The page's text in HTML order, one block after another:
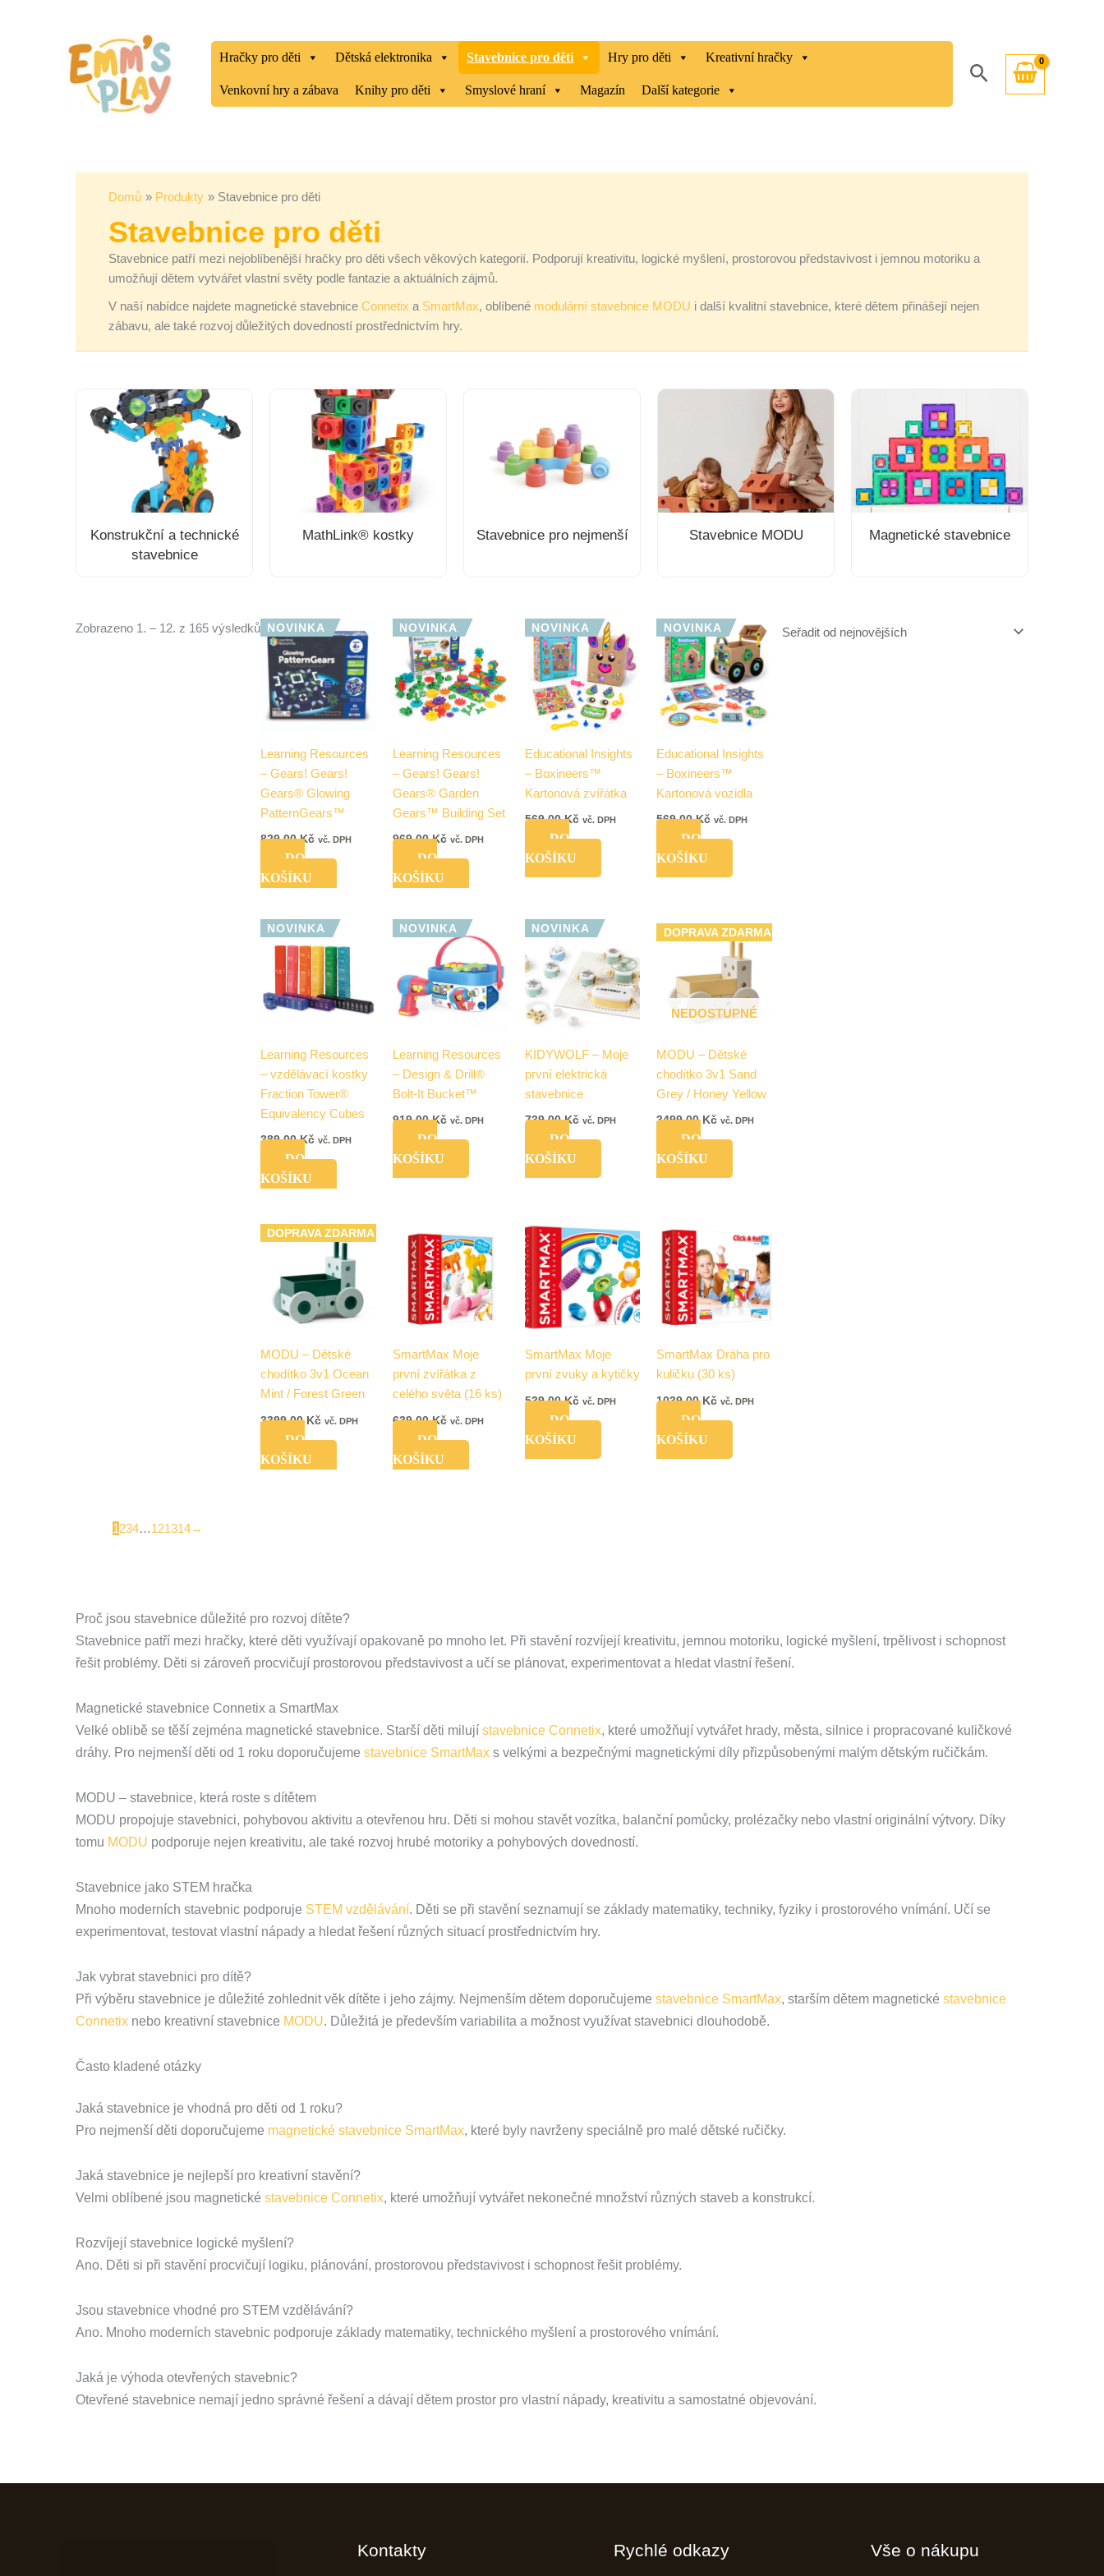
Hračky pro děti Dětská elektronika Stavebnice pro děti Hry pro děti Kreativní hračky
Venkovní hry a zábava Knihy pro děti Smyslové hraní Magazín Další kategorie
Hledat
Domů Produkty Stavebnice pro děti
Stavebnice pro děti
Stavebnice patří mezi nejoblíbenější hračky pro děti všech věkových kategorií. Podporují kreativitu, logické myšlení, prostorovou představivost i jemnou motoriku a
umožňují dětem vytvářet vlastní světy podle fantazie a aktuálních zájmů.
V naší nabídce najdete magnetické stavebnice Connetix a SmartMax, oblíbené modulární stavebnice MODU i další kvalitní stavebnice, které dětem přinášejí nejen
zábavu, ale také rozvoj důležitých dovedností prostřednictvím hry.
Konstrukční a technické
stavebnice
MathLink® kostky Stavebnice pro nejmenší Stavebnice MODU Magnetické stavebnice
Zobrazeno 1. – 12. z 165 výsledků NOVINKA
Learning Resources
– Gears! Gears!
Gears® Glowing
PatternGears™
829,00Kč vč. DPH
DO
KOŠÍKU
NOVINKA
Learning Resources
– Gears! Gears!
Gears® Garden
Gears™ Building Set
969,00Kč vč. DPH
DO
KOŠÍKU
NOVINKA
Educational Insights
– Boxineers™
Kartonová zvířátka
569,00Kč vč. DPH
DO
KOŠÍKU
NOVINKA
Educational Insights
– Boxineers™
Kartonová vozidla
569,00Kč vč. DPH
DO
KOŠÍKU
NOVINKA
Learning Resources
– vzdělávací kostky
Fraction Tower®
Equivalency Cubes
389,00Kč vč. DPH
DO
KOŠÍKU
NOVINKA
Learning Resources
– Design & Drill®
Bolt-It Bucket™
919,00Kč vč. DPH
DO
KOŠÍKU
NOVINKA
KIDYWOLF – Moje
první elektrická
stavebnice
739,00Kč vč. DPH
DO
KOŠÍKU
DOPRAVA ZDARMA
NEDOSTUPNÉ
MODU – Dětské
chodítko 3v1 Sand
Grey / Honey Yellow
3499,00 Kč vč. DPH
DO
KOŠÍKU
DOPRAVA ZDARMA
MODU – Dětské
chodítko 3v1 Ocean
Mint / Forest Green
3399,00 Kč vč. DPH
DO
KOŠÍKU
SmartMax Moje
první zvířátka z
celého světa (16 ks)
639,00Kč vč. DPH
DO
KOŠÍKU
SmartMax Moje
první zvuky a kytičky
539,00Kč vč. DPH
DO
KOŠÍKU
SmartMax Dráha pro
kuličku (30 ks)
1039,00 Kč vč. DPH
DO
KOŠÍKU
1234…121314→
Proč jsou stavebnice důležité pro rozvoj dítěte?
Stavebnice patří mezi hračky, které děti využívají opakovaně po mnoho let. Při stavění rozvíjejí kreativitu, jemnou motoriku, logické myšlení, trpělivost i schopnost
řešit problémy. Děti si zároveň procvičují prostorovou představivost a učí se plánovat, experimentovat a hledat vlastní řešení.
Magnetické stavebnice Connetix a SmartMax
Velké oblibě se těší zejména magnetické stavebnice. Starší děti milují stavebnice Connetix, které umožňují vytvářet hrady, města, silnice i propracované kuličkové
dráhy. Pro nejmenší děti od 1 roku doporučujeme stavebnice SmartMax s velkými a bezpečnými magnetickými díly přizpůsobenými malým dětským ručičkám.
MODU – stavebnice, která roste s dítětem
MODU propojuje stavebnici, pohybovou aktivitu a otevřenou hru. Děti si mohou stavět vozítka, balanční pomůcky, prolézačky nebo vlastní originální výtvory. Díky
tomu MODU podporuje nejen kreativitu, ale také rozvoj hrubé motoriky a pohybových dovedností.
Stavebnice jako STEM hračka
Mnoho moderních stavebnic podporuje STEM vzdělávání. Děti se při stavění seznamují se základy matematiky, techniky, fyziky i prostorového vnímání. Učí se
experimentovat, testovat vlastní nápady a hledat řešení různých situací prostřednictvím hry.
Jak vybrat stavebnici pro dítě?
Při výběru stavebnice je důležité zohlednit věk dítěte i jeho zájmy. Nejmenším dětem doporučujeme stavebnice SmartMax, starším dětem magnetické stavebnice
Connetix nebo kreativní stavebnice MODU. Důležitá je především variabilita a možnost využívat stavebnici dlouhodobě.
Často kladené otázky
Jaká stavebnice je vhodná pro děti od 1 roku?
Pro nejmenší děti doporučujeme magnetické stavebnice SmartMax, které byly navrženy speciálně pro malé dětské ručičky.
Jaká stavebnice je nejlepší pro kreativní stavění?
Velmi oblíbené jsou magnetické stavebnice Connetix, které umožňují vytvářet nekonečné množství různých staveb a konstrukcí.
Rozvíjejí stavebnice logické myšlení?
Ano. Děti si při stavění procvičují logiku, plánování, prostorovou představivost i schopnost řešit problémy.
Jsou stavebnice vhodné pro STEM vzdělávání?
Ano. Mnoho moderních stavebnic podporuje základy matematiky, technického myšlení a prostorového vnímání.
Jaká je výhoda otevřených stavebnic?
Otevřené stavebnice nemají jedno správné řešení a dávají dětem prostor pro vlastní nápady, kreativitu a samostatné objevování.
Kontakty Rychlé odkazy Vše o nákupu